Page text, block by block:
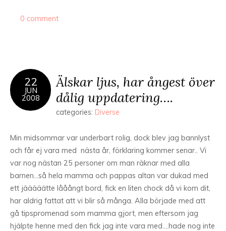
0 comment
22
JUN
2008
Älskar ljus, har ångest över
dålig uppdatering….
categories: Diverse
Min midsommar var underbart rolig, dock blev jag bannlyst
och får ej vara med nästa år, förklaring kommer senar.. Vi
var nog nästan 25 personer om man räknar med alla
barnen…så hela mamma och pappas altan var dukad med
ett jääääätte lååångt bord, fick en liten chock då vi kom dit,
har aldrig fattat att vi blir så många. Alla började med att
gå tipspromenad som mamma gjort, men eftersom jag
hjälpte henne med den fick jag inte vara med….hade nog inte